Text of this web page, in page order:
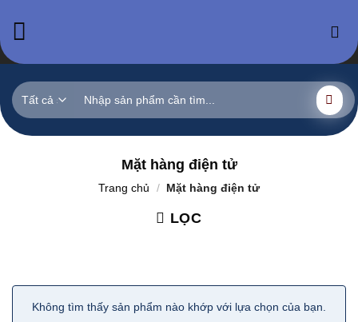
content
kiếm:
Mặt hàng điện tử
Trang chủ / Mặt hàng điện tử
LỌC
Không tìm thấy sản phẩm nào khớp với lựa chọn của bạn.